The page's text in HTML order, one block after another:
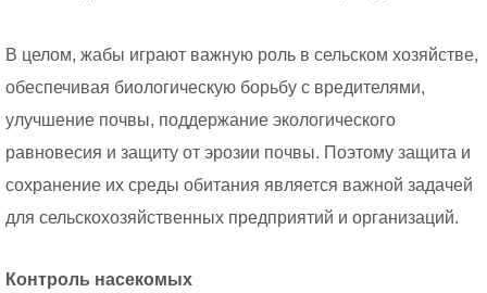
В целом, жабы играют важную роль в сельском хозяйстве,
обеспечивая биологическую борьбу с вредителями,
улучшение почвы, поддержание экологического
равновесия и защиту от эрозии почвы. Поэтому защита и
сохранение их среды обитания является важной задачей
для сельскохозяйственных предприятий и организаций.
Контроль насекомых